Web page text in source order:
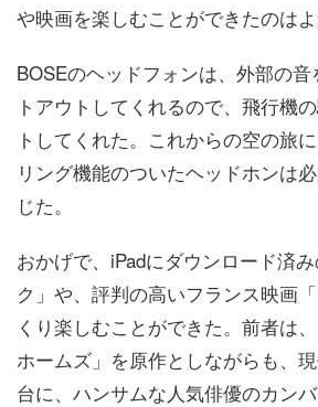
や映画を楽しむことができたのはよ
BOSEのヘッドフォンは、外部の
トアウトしてくれるので、飛行機
トしてくれた。これからの空の旅
リング機能のついたヘッドホンは
じた。
おかげで、iPadにダウンロード済
ク」や、評判の高いフランス映画
くり楽しむことができた。前者は
ホームズ」を原作としながらも、
台に、ハンサムな人気俳優のカン